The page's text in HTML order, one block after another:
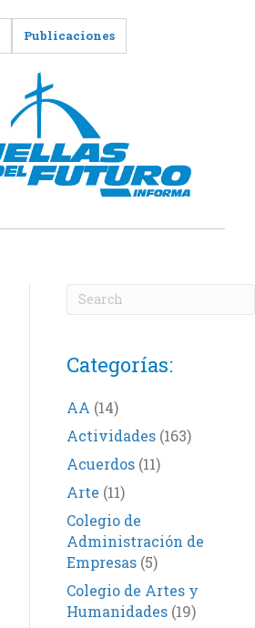
Publicaciones
Categorías:
AA (14)
Actividades(163)
Acuerdos(11)
Arte (11)
Colegio de
Administración de
Empresas(5)
Colegio de Artes y
Humanidades(19)